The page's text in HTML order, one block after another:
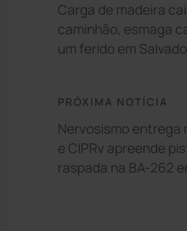
Carga de madeira
caminhão, esmaga
um ferido em
PRÓXIMA NOTÍCIA
Nervosismo entrega
e CIPRv apreende
raspada na BA-262